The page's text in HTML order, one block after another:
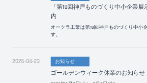
「第18回神戸ものづくり中小企業
内
オークラ工業は第18回神戸ものづくり中小
す。
2026-04-23 お知らせ
ゴールデンウィーク休業のお知らせ